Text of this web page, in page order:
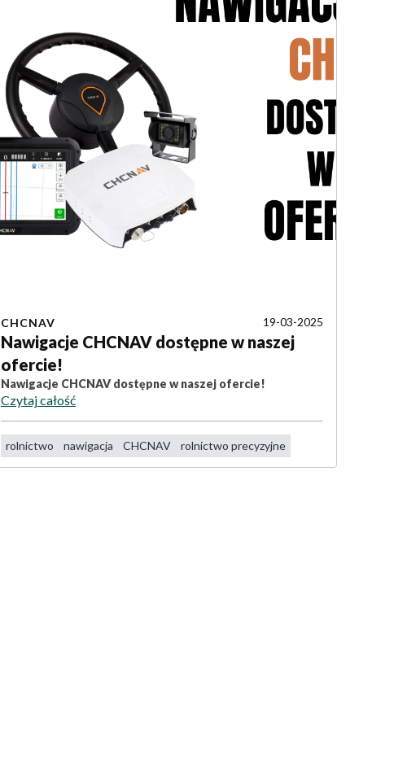
CHCNAV 19-03-2025
Nawigacje CHCNAV dostępne w naszej
ofercie!
Nawigacje CHCNAV dostępne w naszej ofercie!
Czytaj całość
rolnictwo nawigacja CHCNAV rolnictwo precyzyjne